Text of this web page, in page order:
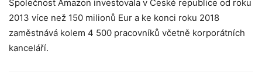
Společnost Amazon investovala v České republice od roku
2013 více než 150 milionů Eur a ke konci roku 2018
zaměstnává kolem 4 500 pracovníků včetně korporátních
kanceláří.